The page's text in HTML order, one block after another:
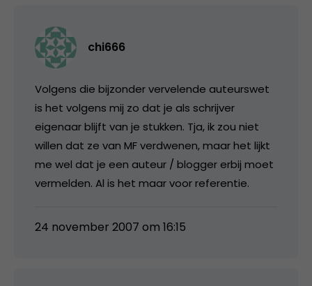
chi666
Volgens die bijzonder vervelende auteurswet
is het volgens mij zo dat je als schrijver
eigenaar blijft van je stukken. Tja, ik zou niet
willen dat ze van MF verdwenen, maar het lijkt
me wel dat je een auteur / blogger erbij moet
vermelden. Al is het maar voor referentie.
24 november 2007 om 16:15